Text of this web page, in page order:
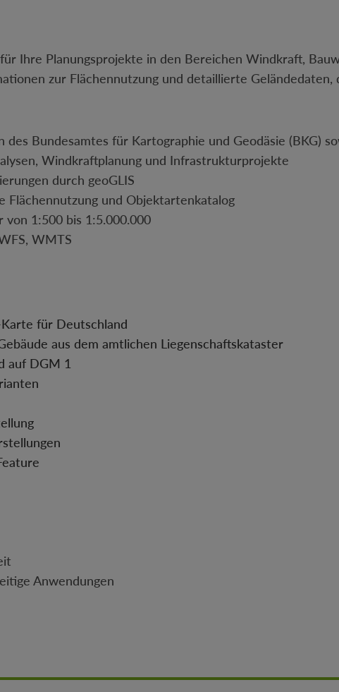
Ihre Planungsprojekte in den Bereichen Windkraft,
zur Flächennutzung und detaillierte
des Bundesamtes für Kartographie und Geodäsie (BKG)
Windkraftplanung und Infrastrukturprojekte
durch geoGLIS
Flächennutzung und Objektartenkatalog
von 1:500 bis 1:5.000.000
WMTS
für Deutschland
aus dem amtlichen Liegenschaftskataster
auf DGM 1
Anwendungen